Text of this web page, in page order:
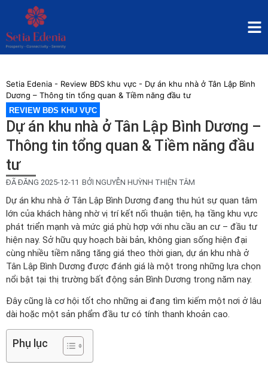
Setia Edenia - Review BĐS khu vực - Dự án khu nhà ở Tân Lập Bình
Dương – Thông tin tổng quan & Tiềm năng đầu tư
REVIEW BĐS KHU VỰC
Dự án khu nhà ở Tân Lập Bình Dương –
Thông tin tổng quan & Tiềm năng đầu
tư
ĐÃ ĐĂNG 2025-12-11 BỞI NGUYỄN HUỲNH THIỆN TÂM
Dự án khu nhà ở Tân Lập Bình Dương đang thu hút sự quan tâm
lớn của khách hàng nhờ vị trí kết nối thuận tiện, hạ tầng khu vực
phát triển mạnh và mức giá phù hợp với nhu cầu an cư – đầu tư
hiện nay. Sở hữu quy hoạch bài bản, không gian sống hiện đại
cùng nhiều tiềm năng tăng giá theo thời gian, dự án khu nhà ở
Tân Lập Bình Dương được đánh giá là một trong những lựa chọn
nổi bật tại thị trường bất động sản Bình Dương trong năm nay.
Đây cũng là cơ hội tốt cho những ai đang tìm kiếm một nơi ở lâu
dài hoặc một sản phẩm đầu tư có tính thanh khoản cao.
Phụ lục